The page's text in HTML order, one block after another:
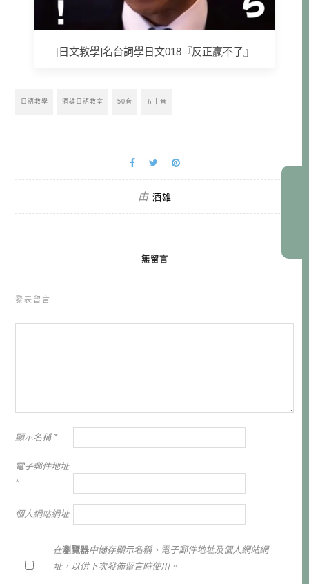
[日文教學]名台詞學日文018『反正贏不了』
日語教學 酒雄日語教室 50音 五十音
由 酒雄
無留言
發表留言
顯示名稱 *
電子郵件地址
*
個人網站網址
在瀏覽器中儲存顯示名稱、電子郵件地址及個人網站網
址，以供下次發佈留言時使用。